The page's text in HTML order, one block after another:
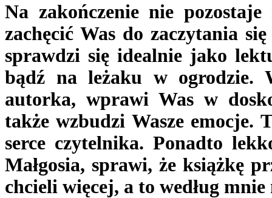
Na zakończenie nie
zachęcić Was do zaczytania
sprawdzi się idealnie jako
bądź na leżaku w ogrodzie.
autorka, wprawi Was w
także wzbudzi Wasze emocje.
serce czytelnika. Ponadto
Małgosia, sprawi, że książkę
chcieli więcej, a to według